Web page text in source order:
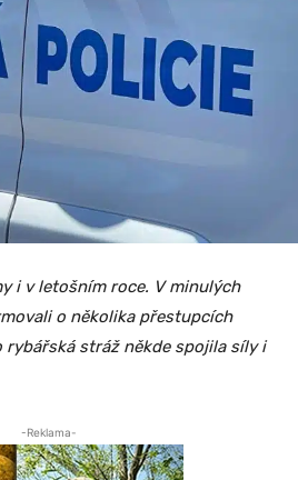
i v letošním roce. V minulých
o několika přestupcích
stráž někde spojila síly i
-Reklama-